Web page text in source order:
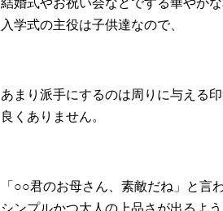
結婚式やお祝い会などでする華やか
入学式の主役は子供達なので、
あまり派手にするのは周りに与える
良くありません。
「○○君のお母さん、素敵だね」と言
シンプルかつ大人の上品さが出るよ